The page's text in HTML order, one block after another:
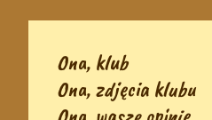
Ona, klub
Ona, zdjęcia klubu